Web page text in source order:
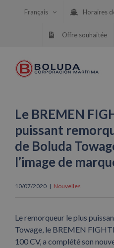
Français Horaires
Offre souhaitée
Le BREMEN
puissant
de Boluda
l’image de
10/07/2020 | Nouvelles
Le remorqueur le plus
Towage, le BREMEN
100 CV, a complété son